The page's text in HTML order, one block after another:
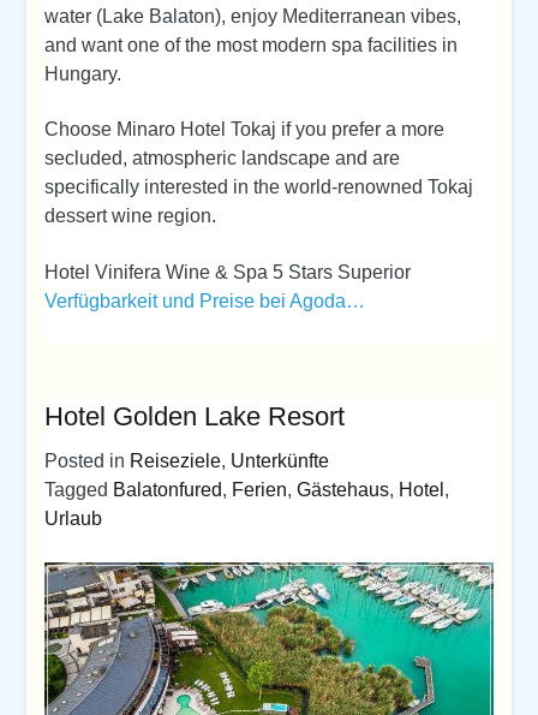
water (Lake Balaton), enjoy Mediterranean vibes,
and want one of the most modern spa facilities in
Hungary.
Choose Minaro Hotel Tokaj if you prefer a more
secluded, atmospheric landscape and are
specifically interested in the world-renowned Tokaj
dessert wine region.
Hotel Vinifera Wine & Spa 5 Stars Superior
Verfügbarkeit und Preise bei Agoda…
Hotel Golden Lake Resort
Posted in Reiseziele, Unterkünfte
Tagged Balatonfured, Ferien,Gästehaus, Hotel ,
Urlaub